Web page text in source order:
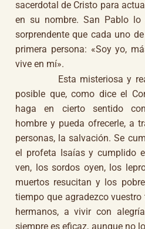
sacerdotal de Cristo para
en su nombre. San Pablo lo
sorprendente que cada uno
primera persona: «Soy yo,
vive en mí».
Esta misteriosa y real
posible que, como dice el
haga en cierto sentido
hombre y pueda ofrecerle, a
personas, la salvación. Se
el profeta Isaías y cumplido
ven, los sordos oyen, los
muertos resucitan y los
tiempo que agradezco
hermanos, a vivir con
siempre es eficaz, aunque no